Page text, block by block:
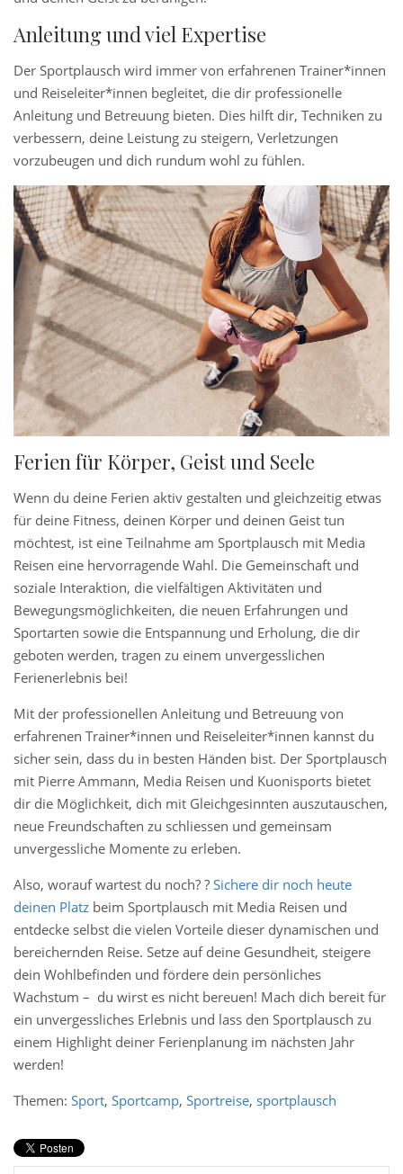
Anleitung und viel Expertise
Der Sportplausch wird immer von erfahrenen Trainer*innen
und Reiseleiter*innen begleitet, die dir professionelle
Anleitung und Betreuung bieten. Dies hilft dir, Techniken zu
verbessern, deine Leistung zu steigern, Verletzungen
vorzubeugen und dich rundum wohl zu fühlen.
Ferien für Körper, Geist und Seele
Wenn du deine Ferien aktiv gestalten und gleichzeitig etwas
für deine Fitness, deinen Körper und deinen Geist tun
möchtest, ist eine Teilnahme am Sportplausch mit Media
Reisen eine hervorragende Wahl. Die Gemeinschaft und
soziale Interaktion, die vielfältigen Aktivitäten und
Bewegungsmöglichkeiten, die neuen Erfahrungen und
Sportarten sowie die Entspannung und Erholung, die dir
geboten werden, tragen zu einem unvergesslichen
Ferienerlebnis bei!
Mit der professionellen Anleitung und Betreuung von
erfahrenen Trainer*innen und Reiseleiter*innen kannst du
sicher sein, dass du in besten Händen bist. Der Sportplausch
mit Pierre Ammann, Media Reisen und Kuonisports bietet
dir die Möglichkeit, dich mit Gleichgesinnten auszutauschen,
neue Freundschaften zu schliessen und gemeinsam
unvergessliche Momente zu erleben.
Also, worauf wartest du noch? ? Sichere dir noch heute
deinen Platz beim Sportplausch mit Media Reisen und
entdecke selbst die vielen Vorteile dieser dynamischen und
bereichernden Reise. Setze auf deine Gesundheit, steigere
dein Wohlbefinden und fördere dein persönliches
Wachstum – du wirst es nicht bereuen! Mach dich bereit für
ein unvergessliches Erlebnis und lass den Sportplausch zu
einem Highlight deiner Ferienplanung im nächsten Jahr
werden!
Themen: Sport, Sportcamp, Sportreise, sportplausch